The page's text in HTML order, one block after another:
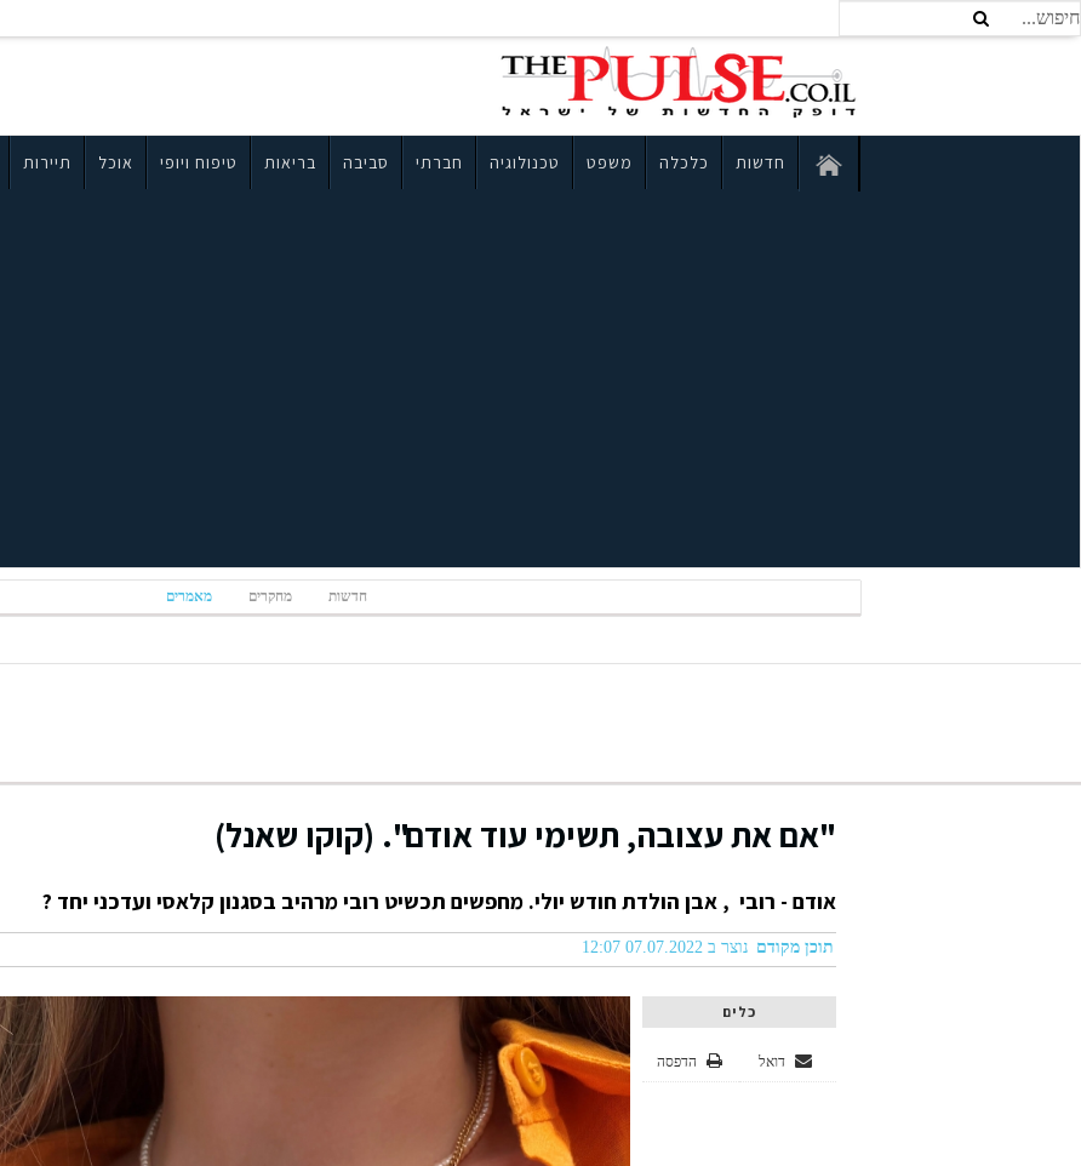
חדשות כלכלה משפט טכנולוגיה חברתי סביבה בריאות טיפוח ויופי אוכל תיירות
חדשות מחקרים מאמרים
"אם את עצובה, תשימי עוד אודם". (קוקו שאנל)
אודם - רובי , אבן הולדת חודש יולי. מחפשים תכשיט רובי מרהיב בסגנון קלאסי ועדכני יחד ?
תוכן מקודם נוצר ב 07.07.2022 12:07
כלים
הדפסה דואל